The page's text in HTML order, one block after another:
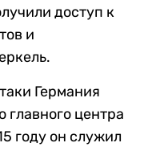
доступ к
и
Германия
главного центра
году он служил